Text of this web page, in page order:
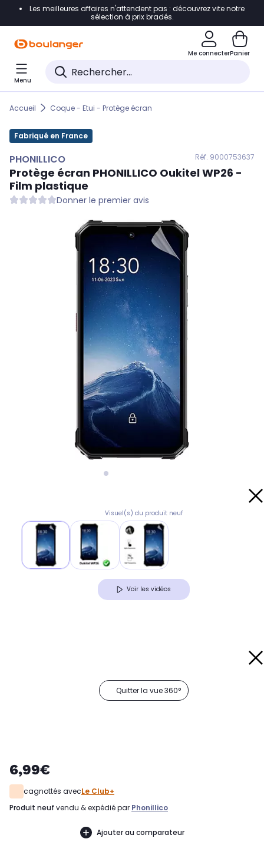
Accéder directement à la navigation
Accéder directement au pied de page
Accéder directement au chatbot
Les meilleures affaires n'attendent pas : découvrez vite notre
sélection à prix bradés.
Me connecterPanier
Menu
Accueil Coque - Etui - Protège écran
Fabriqué en France
PHONILLICO Réf. 9000753637
Protège écran PHONILLICO Oukitel WP26 -
Film plastique
Donner le premier avis
Visuel(s) du produit neuf
Voir les vidéos
Quitter la vue 360°
6,99€
cagnottés avecLe Club+
produit neuf vendu & expédié par Phonillico
Ajouter au comparateur